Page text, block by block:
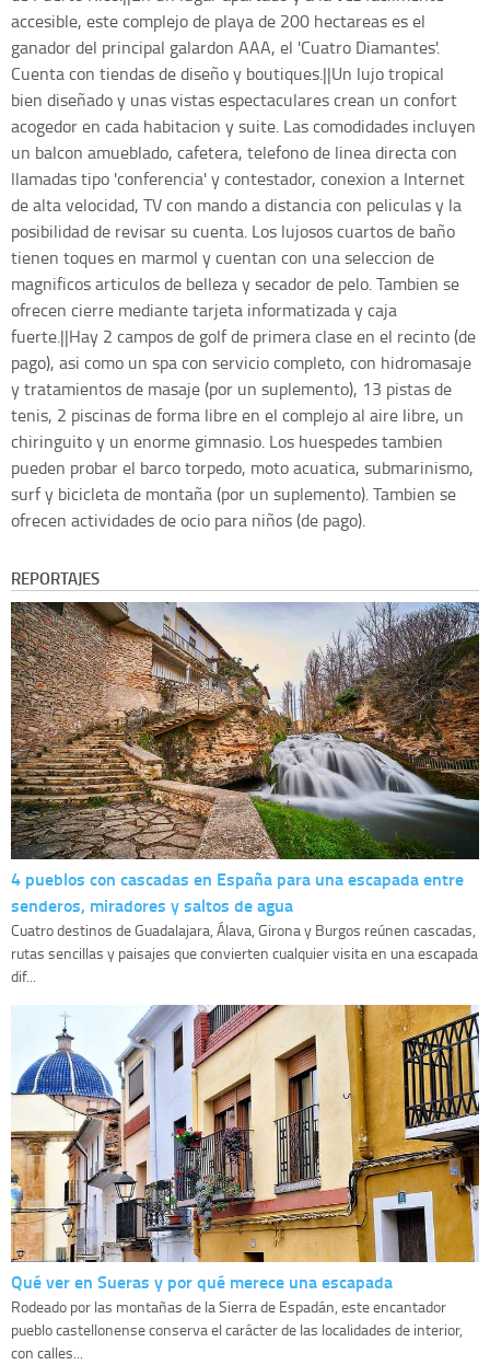
accesible, este complejo de playa de 200 hectareas es el
ganador del principal galardon AAA, el 'Cuatro Diamantes'.
Cuenta con tiendas de diseño y boutiques.||Un lujo tropical
bien diseñado y unas vistas espectaculares crean un confort
acogedor en cada habitacion y suite. Las comodidades incluyen
un balcon amueblado, cafetera, telefono de linea directa con
llamadas tipo 'conferencia' y contestador, conexion a Internet
de alta velocidad, TV con mando a distancia con peliculas y la
posibilidad de revisar su cuenta. Los lujosos cuartos de baño
tienen toques en marmol y cuentan con una seleccion de
magnificos articulos de belleza y secador de pelo. Tambien se
ofrecen cierre mediante tarjeta informatizada y caja
fuerte.||Hay 2 campos de golf de primera clase en el recinto (de
pago), asi como un spa con servicio completo, con hidromasaje
y tratamientos de masaje (por un suplemento), 13 pistas de
tenis, 2 piscinas de forma libre en el complejo al aire libre, un
chiringuito y un enorme gimnasio. Los huespedes tambien
pueden probar el barco torpedo, moto acuatica, submarinismo,
surf y bicicleta de montaña (por un suplemento). Tambien se
ofrecen actividades de ocio para niños (de pago).
REPORTAJES
4 pueblos con cascadas en España para una escapada entre
senderos, miradores y saltos de agua
Cuatro destinos de Guadalajara, Álava, Girona y Burgos reúnen cascadas,
rutas sencillas y paisajes que convierten cualquier visita en una escapada
dif...
Qué ver en Sueras y por qué merece una escapada
Rodeado por las montañas de la Sierra de Espadán, este encantador
pueblo castellonense conserva el carácter de las localidades de interior,
con calles...